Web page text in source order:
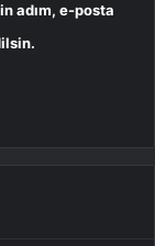
adım, e-posta